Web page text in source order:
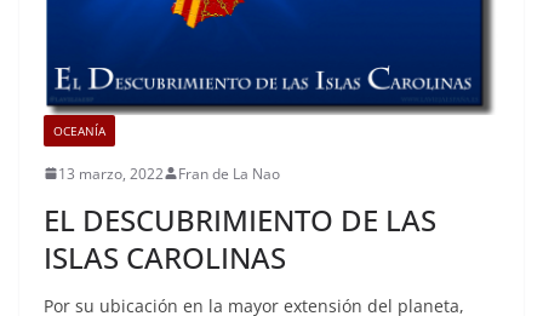
OCEANÍA
13 marzo, 2022 Fran de La Nao
EL DESCUBRIMIENTO DE LAS
ISLAS CAROLINAS
Por su ubicación en la mayor extensión del planeta,